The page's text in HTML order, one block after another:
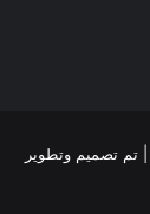
| تم تصميم وتطوير